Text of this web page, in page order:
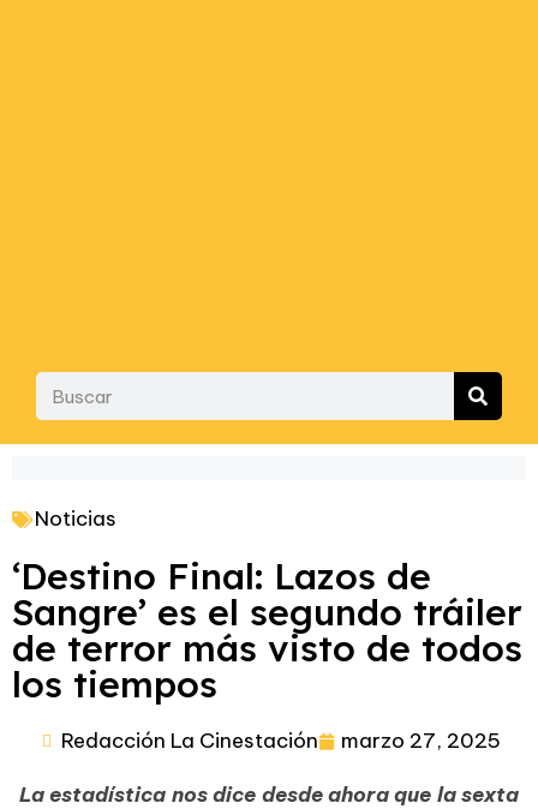
Noticias
‘Destino Final: Lazos de
Sangre’ es el segundo tráiler
de terror más visto de todos
los tiempos
Redacción La Cinestación marzo 27, 2025
La estadística nos dice desde ahora que la sexta